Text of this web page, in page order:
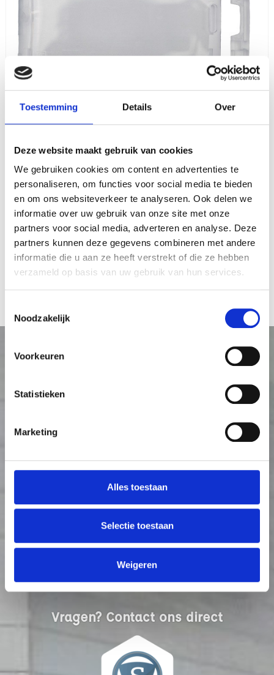
Toestemming Details Over
Deze website maakt gebruik van cookies
We gebruiken cookies om content en advertenties te
personaliseren, om functies voor social media te bieden
en om ons websiteverkeer te analyseren. Ook delen we
informatie over uw gebruik van onze site met onze
partners voor social media, adverteren en analyse. Deze
partners kunnen deze gegevens combineren met andere
informatie die u aan ze heeft verstrekt of die ze hebben
verzameld op basis van uw gebruik van hun services.
Noodzakelijk
Voorkeuren
Statistieken
Marketing
Alles toestaan
Selectie toestaan
Weigeren
Pashouder met slot
Pashouder voorruit auto
Vragen? Contact ons direct